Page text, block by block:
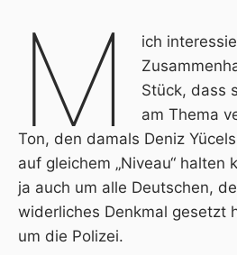
M
ich
Stück, dass
am Thema
Ton, den damals Deniz
auf gleichem „Niveau“ halten
ja auch um alle Deutschen,
widerliches Denkmal gesetzt
um die Polizei.